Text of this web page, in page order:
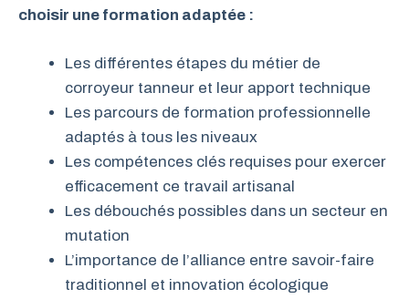
choisir une formation adaptée :
Les différentes étapes du métier de
corroyeur tanneur et leur apport technique
Les parcours de formation professionnelle
adaptés à tous les niveaux
Les compétences clés requises pour exercer
efficacement ce travail artisanal
Les débouchés possibles dans un secteur en
mutation
L’importance de l’alliance entre savoir-faire
traditionnel et innovation écologique